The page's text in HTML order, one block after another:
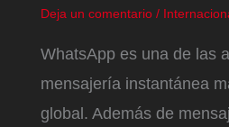
Deja un comentario /
WhatsApp es una de las
mensajería instantánea
global. Además de